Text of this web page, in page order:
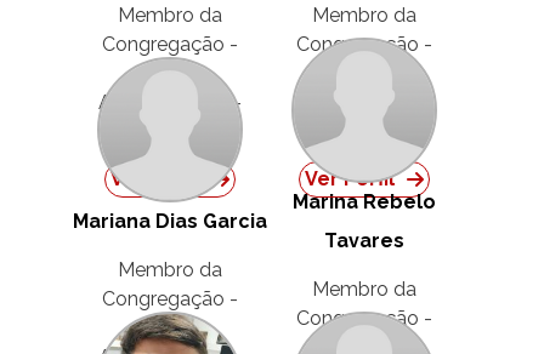
Membro da
Congregação -
Técnico
Administrativo -
Titular
Ver Perfil
Membro da
Congregação -
Administrativo -
Titular
Ver Perfil
Mariana Dias Garcia
Membro da
Congregação -
Técnico
Marina Rebelo
Tavares
Membro da
Congregação -